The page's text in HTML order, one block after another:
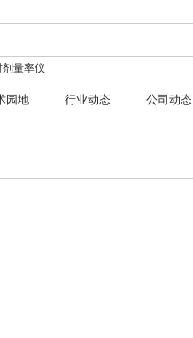
剂量率仪
园地 行业动态 公司动态